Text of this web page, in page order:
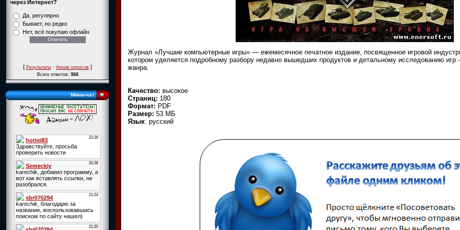
через Интернет?
Да, регулярно
Бывает, но редко
Нет, всё покупаю офлайн
[Результаты·Архив опросов]
Всего ответов:966
Мини-чат
Журнал «Лучшие компьютерные игры» — ежемесячное печатное издание, посвященное игровой
котором уделяется подробному разбору недавно вышедших продуктов и детальному исследованию игр
жанра.
Качество: высокое
Страниц: 180
Формат: PDF
Размер: 53 МБ
Язык: русский